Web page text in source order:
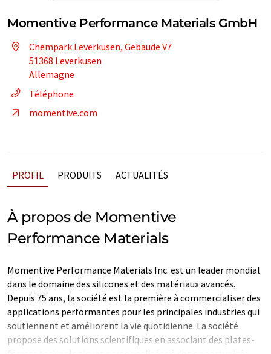
Momentive Performance Materials GmbH
Chempark Leverkusen, Gebäude V7
51368 Leverkusen
Allemagne
Téléphone
momentive.com
PROFIL PRODUITS ACTUALITÉS
À propos de Momentive
Performance Materials
Momentive Performance Materials Inc. est un leader mondial
dans le domaine des silicones et des matériaux avancés.
Depuis 75 ans, la société est la première à commercialiser des
applications performantes pour les principales industries qui
soutiennent et améliorent la vie quotidienne. La société
propose des solutions scientifiques en associant des plates-